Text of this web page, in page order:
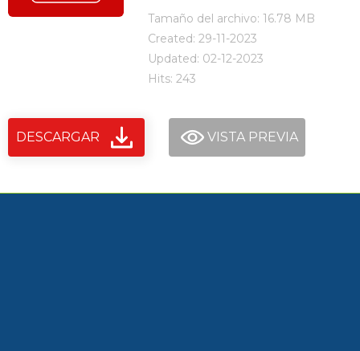
Tamaño del archivo: 16.78 MB
Created: 29-11-2023
Updated: 02-12-2023
Hits: 243
DESCARGAR VISTA PREVIA